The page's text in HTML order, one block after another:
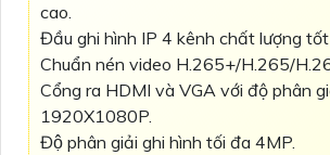
cao.
Đầu ghi hình IP 4 kênh chất lượng tốt
Chuẩn nén video H.265+/H.265/
Cổng ra HDMI và VGA với độ phân
1920X1080P.
Độ phân giải ghi hình tối đa 4MP.